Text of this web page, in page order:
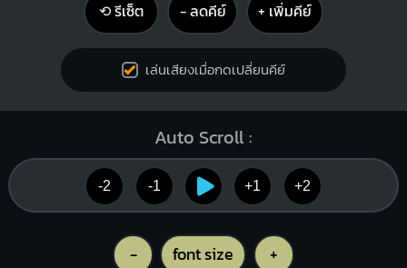
⟲ รีเซ็ต − ลดคีย์ + เพิ่มคีย์
เล่นเสียงเมื่อกดเปลี่ยนคีย์
Auto Scroll :
-2 -1 +1 +2
- font size +